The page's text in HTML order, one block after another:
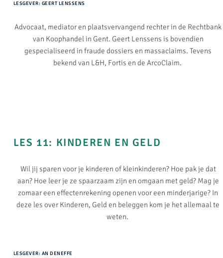
LESGEVER: GEERT LENSSENS
Advocaat, mediator en plaatsvervangend rechter in de Rechtbank
van Koophandel in Gent. Geert Lenssens is bovendien
gespecialiseerd in fraude dossiers en massaclaims. Tevens
bekend van L&H, Fortis en de ArcoClaim.
LES 11: KINDEREN EN GELD​
Wil jij sparen voor je kinderen of kleinkinderen? Hoe pak je dat
aan? Hoe leer je ze spaarzaam zijn en omgaan met geld? Mag je
zomaar een effectenrekening openen voor een minderjarige? In
deze les over Kinderen, Geld en beleggen kom je het allemaal te
weten.
LESGEVER: AN DENEFFE